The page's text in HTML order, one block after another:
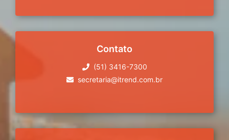
Contato
(51) 3416-7300
secretaria@itrend.com.br